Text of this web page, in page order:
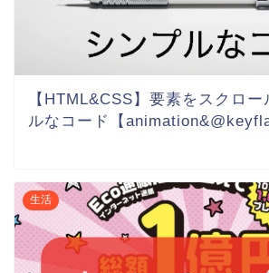
【HTML&CSS】要素をスクロ
ルなコード【
生活